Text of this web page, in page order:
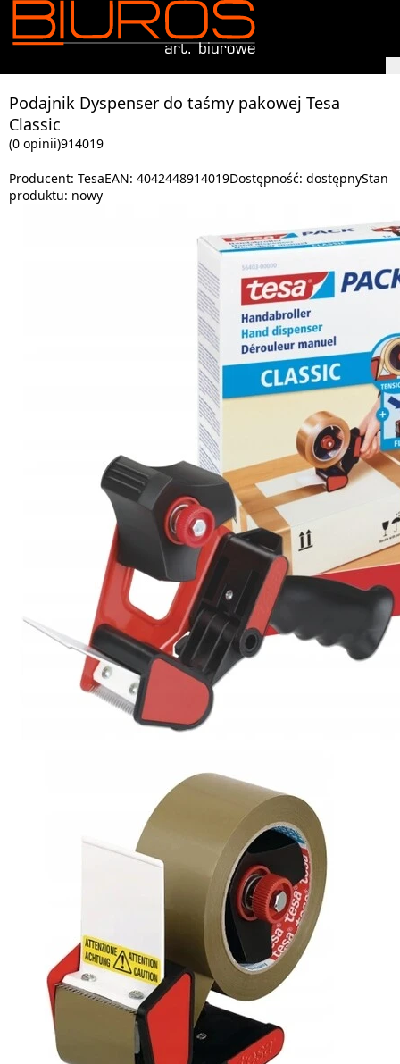
Podajnik Dyspenser do taśmy pakowej Tesa
Classic
(0 opinii)914019
Producent: TesaEAN: 4042448914019Dostępność: dostępnyStan
produktu: nowy